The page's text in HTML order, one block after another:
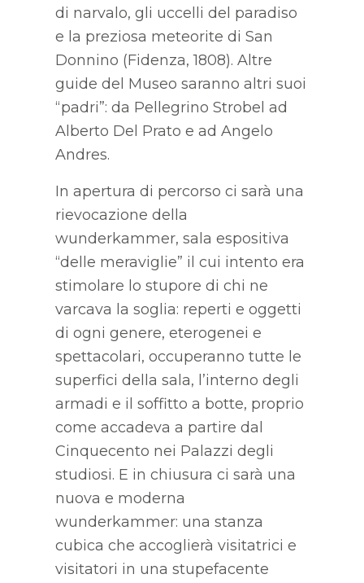
di narvalo, gli uccelli del paradiso
e la preziosa meteorite di San
Donnino (Fidenza, 1808). Altre
guide del Museo saranno altri suoi
“padri”: da Pellegrino Strobel ad
Alberto Del Prato e ad Angelo
Andres.
In apertura di percorso ci sarà una
rievocazione della
wunderkammer, sala espositiva
“delle meraviglie” il cui intento era
stimolare lo stupore di chi ne
varcava la soglia: reperti e oggetti
di ogni genere, eterogenei e
spettacolari, occuperanno tutte le
superfici della sala, l’interno degli
armadi e il soffitto a botte, proprio
come accadeva a partire dal
Cinquecento nei Palazzi degli
studiosi. E in chiusura ci sarà una
nuova e moderna
wunderkammer: una stanza
cubica che accoglierà visitatrici e
visitatori in una stupefacente